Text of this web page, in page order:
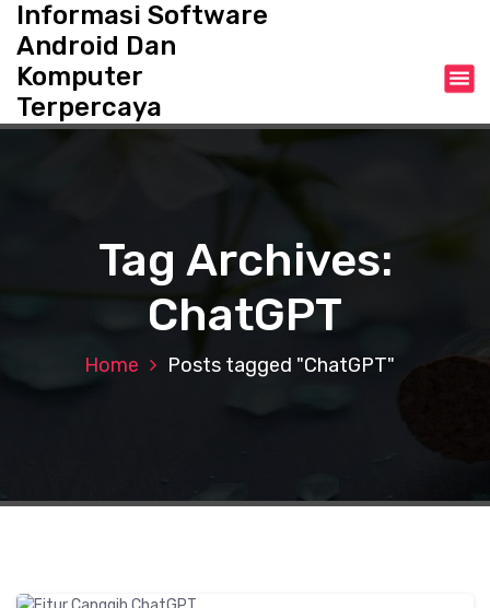
o
Informasi Software
Android Dan
Komputer
Terpercaya
Tag Archives:
ChatGPT
Home Posts tagged "ChatGPT"